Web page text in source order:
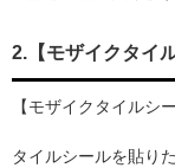
2.【モザイクタイ
【モザイクタイルシ
タイルシールを貼り